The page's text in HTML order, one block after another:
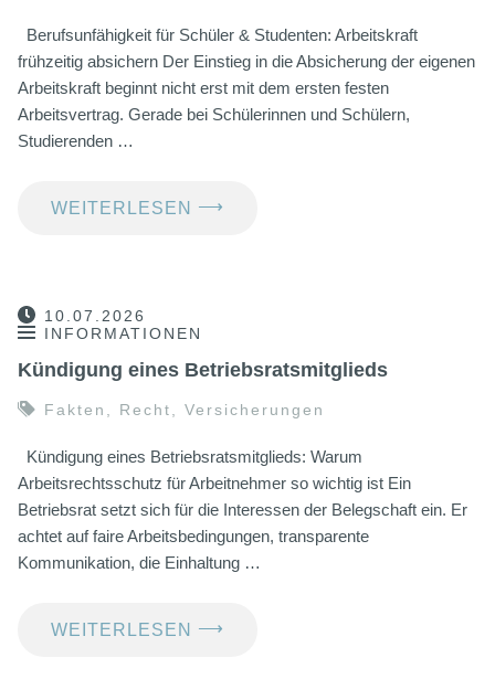
Berufsunfähigkeit für Schüler & Studenten: Arbeitskraft
frühzeitig absichern Der Einstieg in die Absicherung der eigenen
Arbeitskraft beginnt nicht erst mit dem ersten festen
Arbeitsvertrag. Gerade bei Schülerinnen und Schülern,
Studierenden …
WEITERLESEN ⟶
10.07.2026
INFORMATIONEN
Kündigung eines Betriebsratsmitglieds
Fakten , Recht, Versicherungen
Kündigung eines Betriebsratsmitglieds: Warum
Arbeitsrechtsschutz für Arbeitnehmer so wichtig ist Ein
Betriebsrat setzt sich für die Interessen der Belegschaft ein. Er
achtet auf faire Arbeitsbedingungen, transparente
Kommunikation, die Einhaltung …
WEITERLESEN ⟶